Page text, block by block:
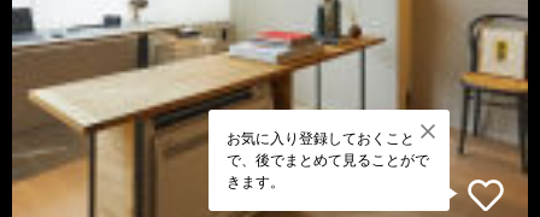
お気に入り登録しておくこと
で、後でまとめて見ることがで
きます。